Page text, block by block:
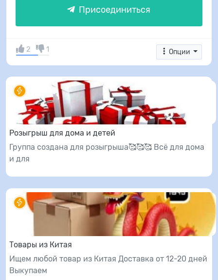
Присоединиться
Опции
2 1
Розыгрыш для дома и детей
Группа создана для розыгрыша🥰🥰🥰 Всё для дома
и для
Товары из Китая
Ищем любой товар из Китая Доставка от 12-20 дней
Выкупаем